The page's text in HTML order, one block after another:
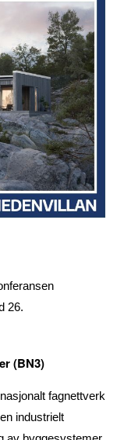
26.
(BN3)
fagnettverk
industrielt